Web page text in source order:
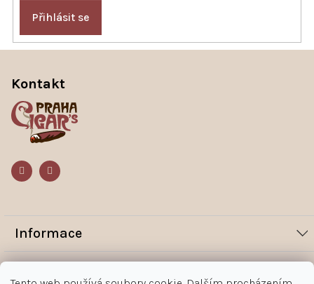
Přihlásit se
Informace
Novinky
Kontakt